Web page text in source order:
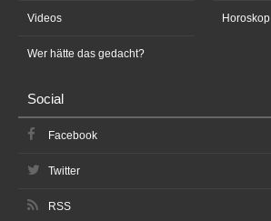
Videos
Wer hätte das gedacht?
Horoskop
Social
Facebook
Twitter
RSS